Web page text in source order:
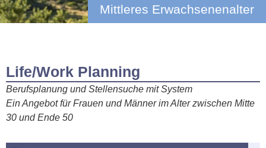
Mittleres Erwachsenenalter
Life/Work Planning
Berufsplanung und Stellensuche mit System
Ein Angebot für Frauen und Männer im Alter zwischen Mitte
30 und Ende 50